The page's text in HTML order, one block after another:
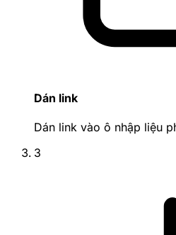
Dán link
Dán link vào ô nhập liệu
3